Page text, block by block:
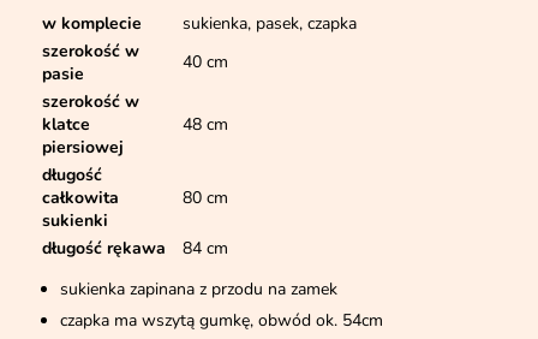
w komplecie
sukienka, pasek, czapka
szerokość w
pasie
40 cm
szerokość w
klatce
piersiowej
48 cm
długość
całkowita
sukienki
80 cm
długość rękawa
84 cm
sukienka zapinana z przodu na zamek
czapka ma wszytą gumkę, obwód ok. 54cm